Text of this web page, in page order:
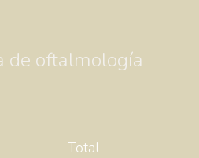
de oftalmología
Total